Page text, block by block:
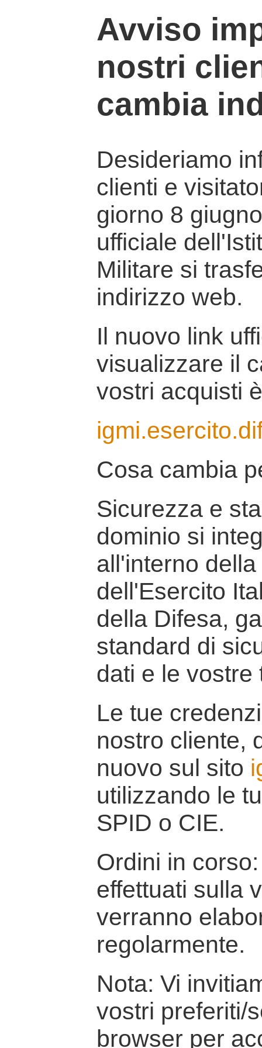
Avviso
nostri
cambia
Desideriamo
clienti e
giorno 8
ufficiale
Militare si
indirizzo web.
Il nuovo link
visualizzare il
vostri acquisti
Cosa cambia
Sicurezza e
dominio si
all'interno
dell'Esercito
della Difesa,
standard di
dati e le vostre
Le tue
nostro cliente,
nuovo sul sito
utilizzando le
SPID o CIE.
Ordini in
effettuati sulla
verranno
regolarmente.
Nota: Vi
vostri preferiti/
browser per